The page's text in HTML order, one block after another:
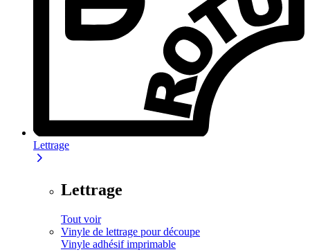
Lettrage
Lettrage
Tout voir
Vinyle de lettrage pour découpe
Vinyle adhésif imprimable